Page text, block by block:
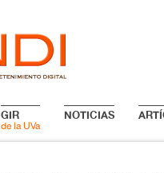
GIR
de la UVa
NOTICIAS